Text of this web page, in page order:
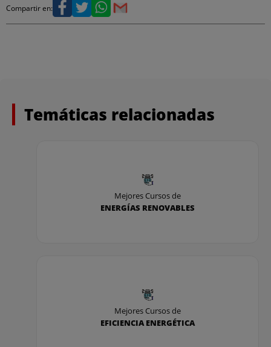
Compartir en:
Temáticas relacionadas
Mejores Cursos de
ENERGÍAS RENOVABLES
Mejores Cursos de
EFICIENCIA ENERGÉTICA